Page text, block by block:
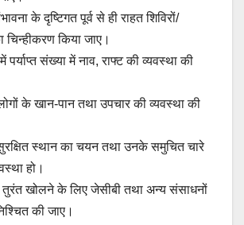
के दृष्टिगत पूर्व से ही राहत शिविरों/
चिन्हीकरण किया जाए।
पर्याप्त संख्या में नाव, राफ्ट की व्यवस्था की
के खान-पान तथा उपचार की व्यवस्था की
स्थान का चयन तथा उनके समुचित चारे
हो।
तुरंत खोलने के लिए जेसीबी तथा अन्य संसाधनों
की जाए।